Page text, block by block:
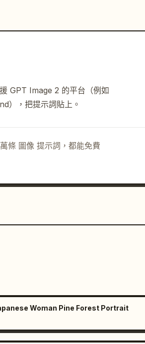
GPT Image 2 的平台（例如
），把提示詞貼上。
條 圖像 提示詞，都能免費
Woman Pine Forest Portrait